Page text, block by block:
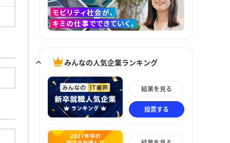
みんなの人気企業ランキング
結果を見る
投票する